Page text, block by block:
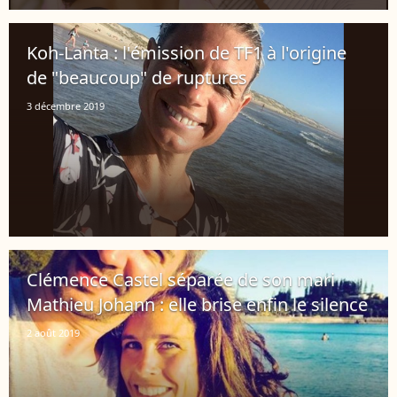
Koh-Lanta : l'émission de TF1 à l'origine
de "beaucoup" de ruptures
3 décembre 2019
Clémence Castel séparée de son mari
Mathieu Johann : elle brise enfin le silence
2 août 2019